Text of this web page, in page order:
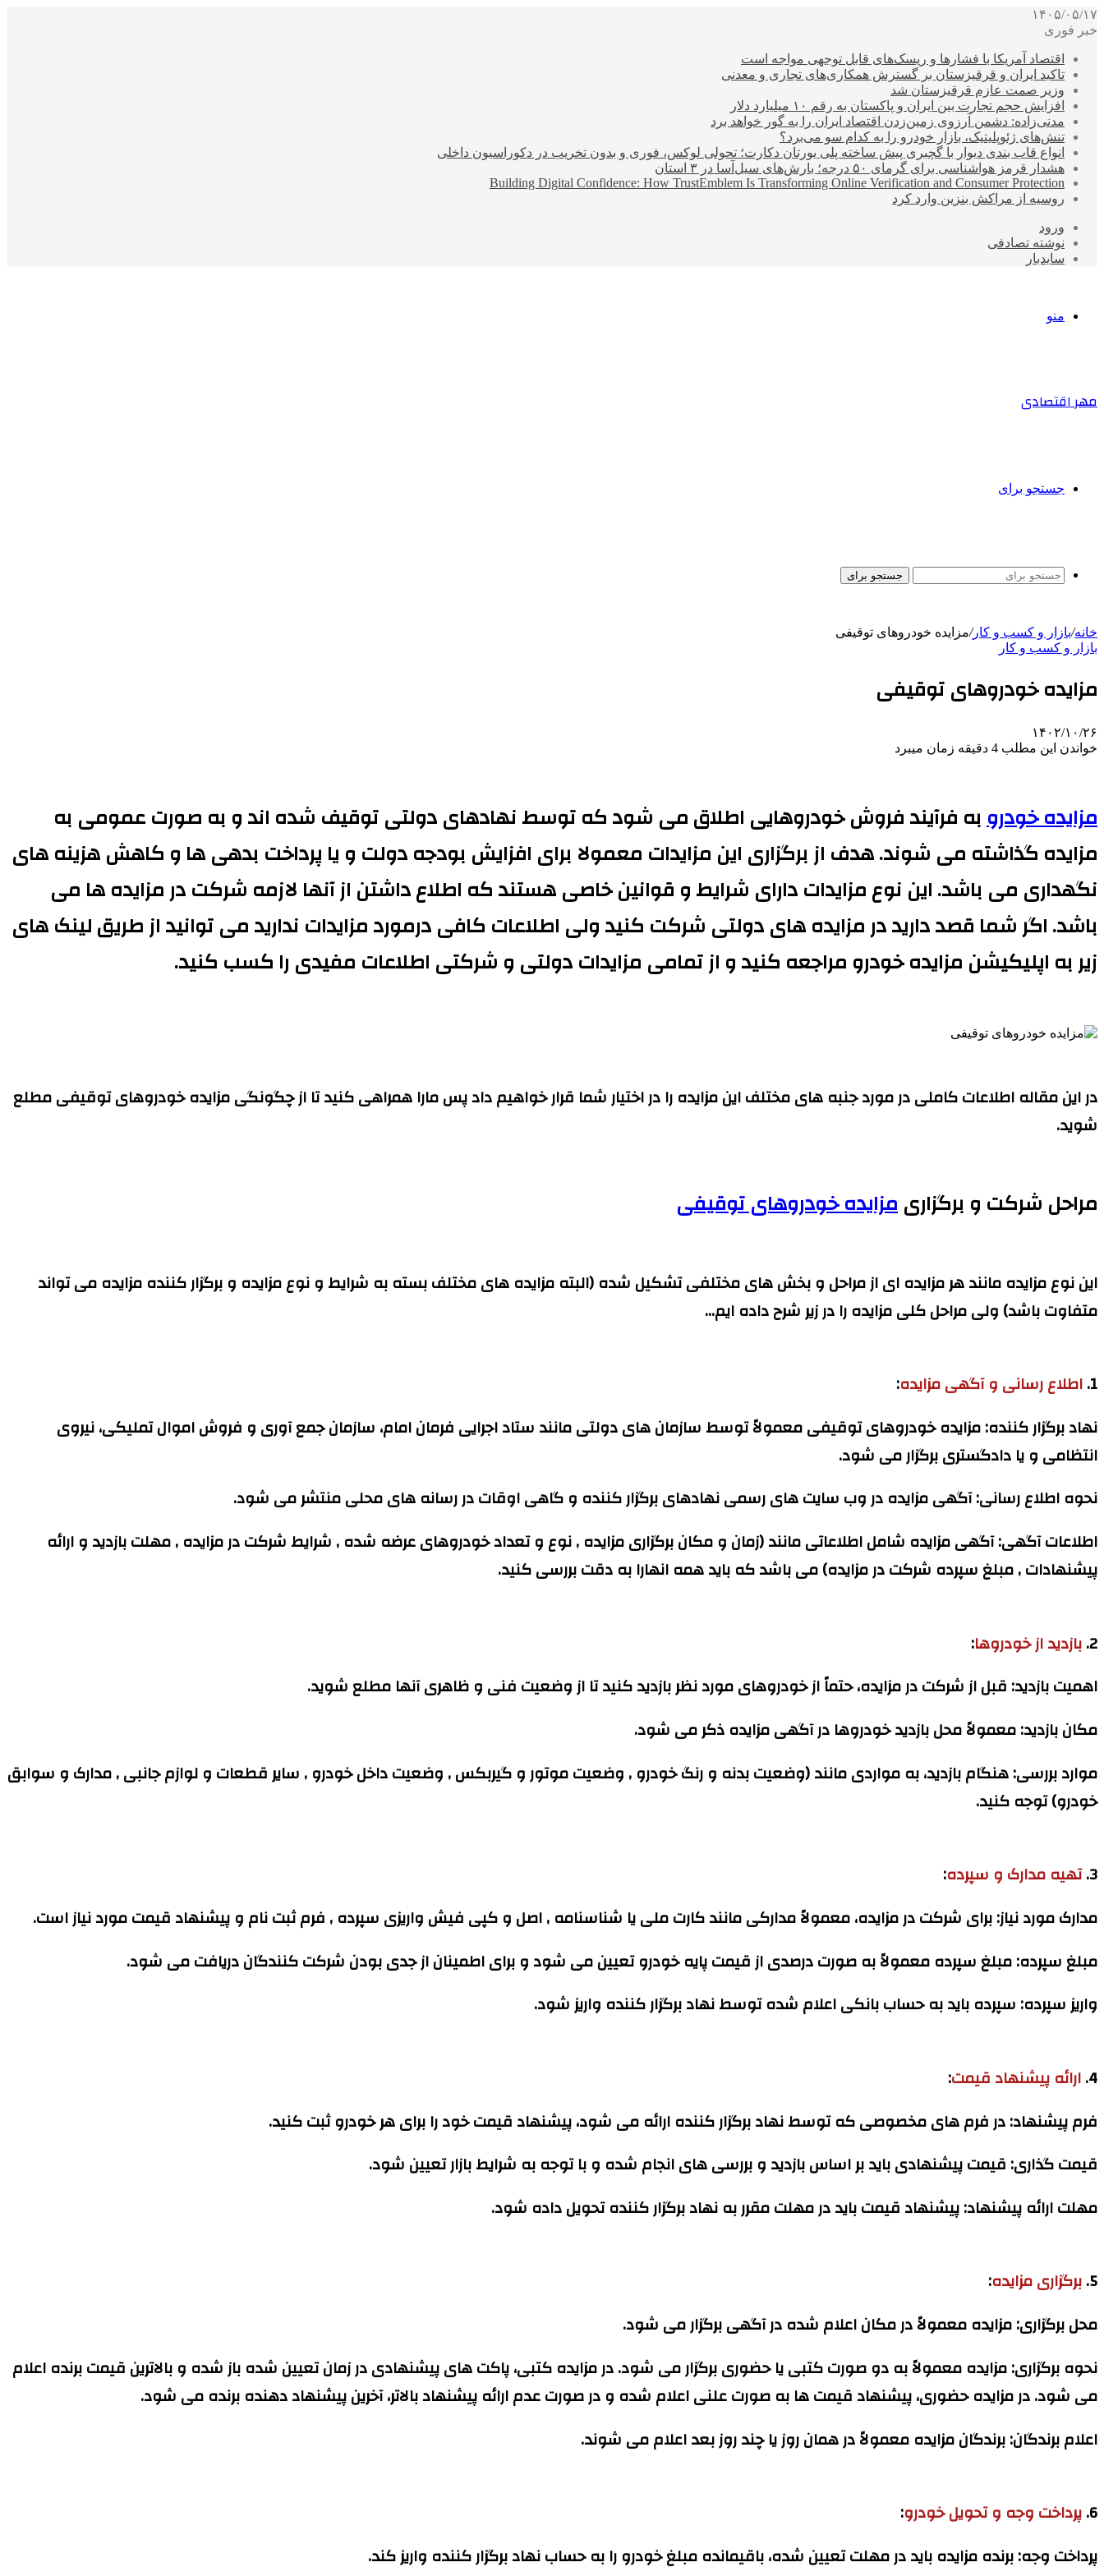
۱۴۰۵/۰۵/۱۷
خبر فوری
اقتصاد آمریکا با فشارها و ریسک‌های قابل توجهی مواجه است
تاکید ایران و قرقیزستان بر گسترش همکاری‌های تجاری و معدنی
وزیر صمت عازم قرقیزستان شد
افزایش حجم تجارت بین ایران و پاکستان به رقم ۱۰ میلیارد دلار
مدنی‌زاده: دشمن آرزوی زمین‌زدن اقتصاد ایران را به گور خواهد برد
تنش‌های ژئوپلیتیک، بازار خودرو را به کدام سو می‌برد؟
انواع قاب بندی دیوار با گچبری پیش ساخته پلی یورتان دکارت؛ تحولی لوکس، فوری و بدون تخریب در دکوراسیون داخلی
هشدار قرمز هواشناسی برای گرمای ۵۰ درجه؛ بارش‌های سیل‌آسا در ۳ استان
Building Digital Confidence: How TrustEmblem Is Transforming Online Verification and Consumer Protection
روسیه از مراکش بنزین وارد کرد
ورود
نوشته تصادفی
سایدبار
منو
مهر اقتصادی
جستجو برای
جستجو برای
خانه/بازار و کسب و کار/مزایده خودروهای توقیفی
بازار و کسب و کار
مزایده خودروهای توقیفی
۱۴۰۲/۱۰/۲۶
خواندن این مطلب 4 دقیقه زمان میبرد
مزایده خودروبه فرآیند فروش خودروهایی اطلاق می شود که توسط نهادهای دولتی توقیف شده اند و به صورت عمومی به
مزایده گذاشته می شوند. هدف از برگزاری این مزایدات معمولا برای افزایش بودجه دولت و یا پرداخت بدهی ها و کاهش هزینه های
نگهداری می باشد. این نوع مزایدات دارای شرایط و قوانین خاصی هستند که اطلاع داشتن از آنها لازمه شرکت در مزایده ها می
باشد. اگر شما قصد دارید در مزایده های دولتی شرکت کنید ولی اطلاعات کافی درمورد مزایدات ندارید می توانید از طریق لینک های
زیر به اپلیکیشن مزایده خودرو مراجعه کنید و از تمامی مزایدات دولتی و شرکتی اطلاعات مفیدی را کسب کنید.
در این مقاله اطلاعات کاملی در مورد جنبه های مختلف این مزایده را در اختیار شما قرار خواهیم داد پس مارا همراهی کنید تا از چگونگی مزایده خودروهای توقیفی مطلع
شوید.
مراحل شرکت و برگزاریمزایده خودروهای توقیفی
این نوع مزایده مانند هر مزایده ای از مراحل و بخش های مختلفی تشکیل شده (البته مزایده های مختلف بسته به شرایط و نوع مزایده و برگزار کننده مزایده می تواند
متفاوت باشد) ولی مراحل کلی مزایده را در زیر شرح داده ایم…
1. اطلاع رسانی و آگهی مزایده:
نهاد برگزار کننده:مزایده خودروهای توقیفی معمولاً توسط سازمان های دولتی مانند ستاد اجرایی فرمان امام، سازمان جمع آوری و فروش اموال تملیکی، نیروی
انتظامی و یا دادگستری برگزار می شود.
نحوه اطلاع رسانی:آگهی مزایده در وب سایت های رسمی نهادهای برگزار کننده و گاهی اوقات در رسانه های محلی منتشر می شود.
اطلاعات آگهی:آگهی مزایده شامل اطلاعاتی مانند (زمان و مکان برگزاری مزایده , نوع و تعداد خودروهای عرضه شده , شرایط شرکت در مزایده , مهلت بازدید و ارائه
پیشنهادات , مبلغ سپرده شرکت در مزایده) می باشد که باید همه انهارا به دقت بررسی کنید.
2. بازدید از خودروها:
اهمیت بازدید: قبل از شرکت در مزایده، حتماً از خودروهای مورد نظر بازدید کنید تا از وضعیت فنی و ظاهری آنها مطلع شوید.
مکان بازدید:معمولاً محل بازدید خودروها در آگهی مزایده ذکر می شود.
موارد بررسی:هنگام بازدید، به مواردی مانند (وضعیت بدنه و رنگ خودرو , وضعیت موتور و گیربکس , وضعیت داخل خودرو , سایر قطعات و لوازم جانبی , مدارک و سوابق
خودرو) توجه کنید.
3. تهیه مدارک و سپرده:
مدارک مورد نیاز:برای شرکت در مزایده، معمولاً مدارکی مانند کارت ملی یا شناسنامه , اصل و کپی فیش واریزی سپرده , فرم ثبت نام و پیشنهاد قیمت مورد نیاز است.
مبلغ سپرده:مبلغ سپرده معمولاً به صورت درصدی از قیمت پایه خودرو تعیین می شود و برای اطمینان از جدی بودن شرکت کنندگان دریافت می شود.
واریز سپرده: سپرده باید به حساب بانکی اعلام شده توسط نهاد برگزار کننده واریز شود.
4. ارائه پیشنهاد قیمت:
فرم پیشنهاد:در فرم های مخصوصی که توسط نهاد برگزار کننده ارائه می شود، پیشنهاد قیمت خود را برای هر خودرو ثبت کنید.
قیمت گذاری: قیمت پیشنهادی باید بر اساس بازدید و بررسی های انجام شده و با توجه به شرایط بازار تعیین شود.
مهلت ارائه پیشنهاد:پیشنهاد قیمت باید در مهلت مقرر به نهاد برگزار کننده تحویل داده شود.
5. برگزاری مزایده:
محل برگزاری:مزایده معمولاً در مکان اعلام شده در آگهی برگزار می شود.
نحوه برگزاری:مزایده معمولاً به دو صورت کتبی یا حضوری برگزار می شود. در مزایده کتبی، پاکت های پیشنهادی در زمان تعیین شده باز شده و بالاترین قیمت برنده اعلام
می شود. در مزایده حضوری، پیشنهاد قیمت ها به صورت علنی اعلام شده و در صورت عدم ارائه پیشنهاد بالاتر، آخرین پیشنهاد دهنده برنده می شود.
اعلام برندگان:برندگان مزایده معمولاً در همان روز یا چند روز بعد اعلام می شوند.
6. پرداخت وجه و تحویل خودرو:
پرداخت وجه:برنده مزایده باید در مهلت تعیین شده، باقیمانده مبلغ خودرو را به حساب نهاد برگزار کننده واریز کند.